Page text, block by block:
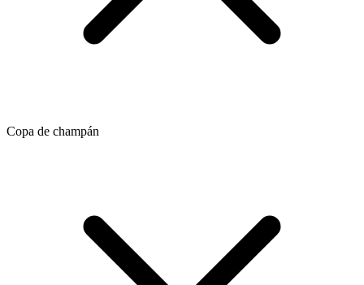
Copa de champán